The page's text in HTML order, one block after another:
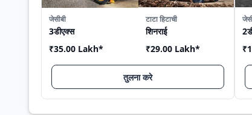
जेसीबी
3डीएक्स
₹35.00 Lakh*
टाटा हिटाची
शिनराई
₹29.00 Lakh*
तुलना करे